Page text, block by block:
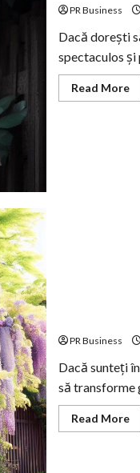
PR Business
Dacă dorești
spectaculos
Read More
PR Business
Dacă sunteți
să transforme
Read More